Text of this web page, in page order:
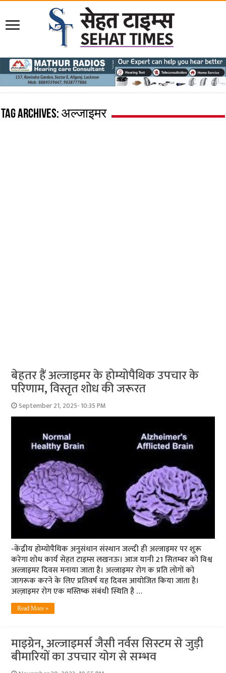
Tag Archives:अल्जाइमर
बेहतर हैं अल्जाइमर के होम्योपैथिक उपचार के
परिणाम, विस्तृत शोध की जरूरत
September 21, 2025- 10:35 PM
-केंद्रीय होम्योपैथिक अनुसंधान संस्थान जल्दी ही अल्जाइमर पर शुरू
करेगा शोध कार्य सेहत टाइम्स लखनऊ। आज यानी 21 सितम्बर को विश्व
अल्जाइमर दिवस मनाया जाता है। अल्जाइमर रोग क प्रति लोगों को
जागरूक करने के लिए प्रतिवर्ष यह दिवस आयोजित किया जाता है।
अल्ज़ाइमर रोग एक मस्तिष्क संबंधी स्थिति है …
Read More »
माइग्रेन, अल्जाइमर्स जैसी नर्वस सिस्टम से जुड़ी
बीमारियों का उपचार योग से सम्भव